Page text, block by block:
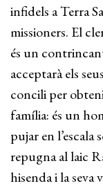
infidels a Terra
missioners. El
és un
acceptarà els
concili per
família: és un
pujar en
repugna al laic
hisenda i la seva